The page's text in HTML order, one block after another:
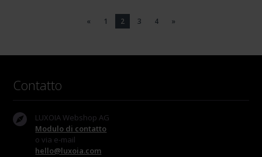
« 1 2 3 4 »
Contatto
LUXOIA Webshop AG
Modulo di contatto
o via e-mail
hello@luxoia.com